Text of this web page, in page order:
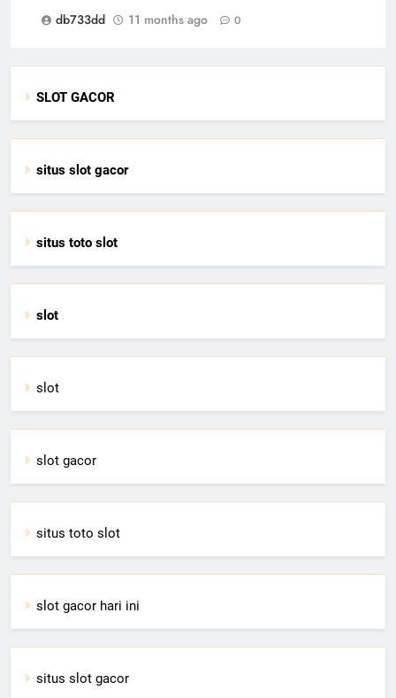
db733dd
11 months ago 0
SLOT GACOR
situs slot gacor
situs toto slot
slot
slot
slot gacor
situs toto slot
slot gacor hari ini
situs slot gacor